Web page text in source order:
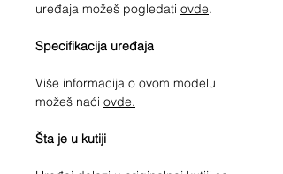
uređaja možeš pogledati ovde.
Specifikacija uređaja
Više informacija o ovom modelu
možeš naći ovde.
Šta je u kutiji